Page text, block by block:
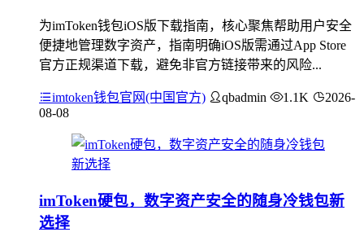
为imToken钱包iOS版下载指南，核心聚焦帮助用户安全
便捷地管理数字资产，指南明确iOS版需通过App Store
官方正规渠道下载，避免非官方链接带来的风险...
imtoken钱包官网(中国官方) qbadmin 1.1K
2026-
08-08
imToken硬包，数字资产安全的随身冷钱包新
选择